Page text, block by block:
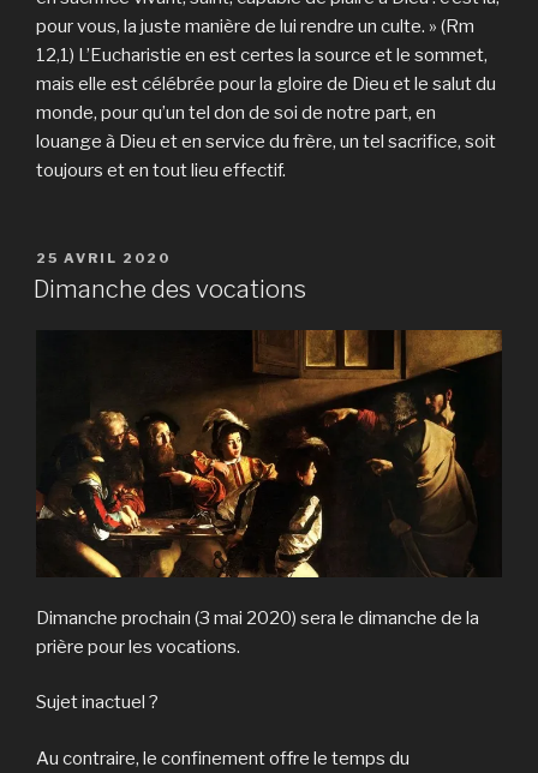
pour vous, la juste manière de lui rendre un culte. » (Rm
12,1) L’Eucharistie en est certes la source et le sommet,
mais elle est célébrée pour la gloire de Dieu et le salut du
monde, pour qu’un tel don de soi de notre part, en
louange à Dieu et en service du frère, un tel sacrifice, soit
toujours et en tout lieu effectif.
PUBLIÉ
LE
25 AVRIL 2020
Dimanche des vocations
Dimanche prochain (3 mai 2020) sera le dimanche de la
prière pour les vocations.
Sujet inactuel ?
Au contraire, le confinement offre le temps du